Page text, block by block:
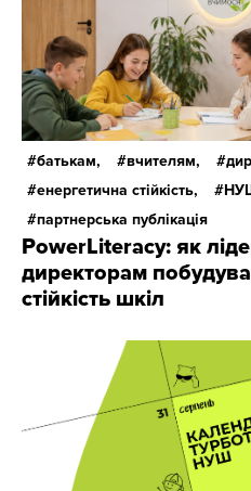
батькам, вчителям,
енергетична стійкість,
партнерська публікація
PowerLiteracy: як
директорам
стійкість шкіл